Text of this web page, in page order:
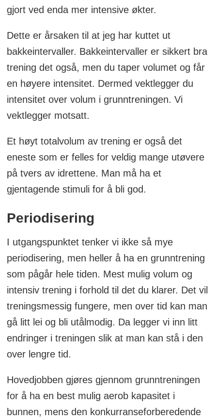
gjort ved enda mer intensive økter.
Dette er årsaken til at jeg har kuttet ut
bakkeintervaller. Bakkeintervaller er sikkert bra
trening det også, men du taper volumet og får
en høyere intensitet. Dermed vektlegger du
intensitet over volum i grunntreningen. Vi
vektlegger motsatt.
Et høyt totalvolum av trening er også det
eneste som er felles for veldig mange utøvere
på tvers av idrettene. Man må ha et
gjentagende stimuli for å bli god.
Periodisering
I utgangspunktet tenker vi ikke så mye
periodisering, men heller å ha en grunntrening
som pågår hele tiden. Mest mulig volum og
intensiv trening i forhold til det du klarer. Det vil
treningsmessig fungere, men over tid kan man
gå litt lei og bli utålmodig. Da legger vi inn litt
endringer i treningen slik at man kan stå i den
over lengre tid.
Hovedjobben gjøres gjennom grunntreningen
for å ha en best mulig aerob kapasitet i
bunnen, mens den konkurranseforberedende